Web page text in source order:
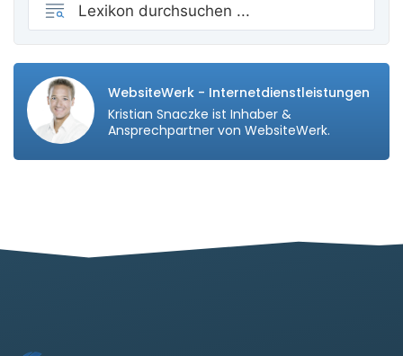
WebsiteWerk - Internetdienstleistungen
Kristian Snaczke ist Inhaber &
Ansprechpartner von WebsiteWerk.